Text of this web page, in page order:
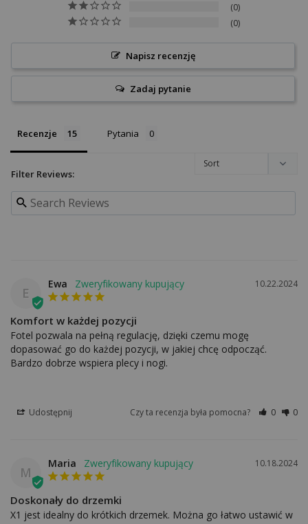
0
0
Napisz recenzję
Zadaj pytanie
Recenzje Pytania
Filter Reviews:
E
10.22.2024
Ewa
Komfort w każdej pozycji
Fotel pozwala na pełną regulację, dzięki czemu mogę
dopasować go do każdej pozycji, w jakiej chcę odpocząć.
Bardzo dobrze wspiera plecy i nogi.
Udostępnij Czy ta recenzja była pomocna? 0 0
M
10.18.2024
Maria
Doskonały do drzemki
X1 jest idealny do krótkich drzemek. Można go łatwo ustawić w